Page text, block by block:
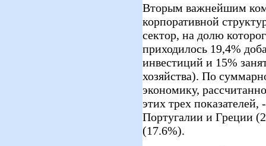
Вторым важнейшим
корпоративной
сектор, на долю
приходилось 19,4%
инвестиций и 15%
хозяйства). По
экономику,
этих трех
Португалии и Греции
(17.6%).